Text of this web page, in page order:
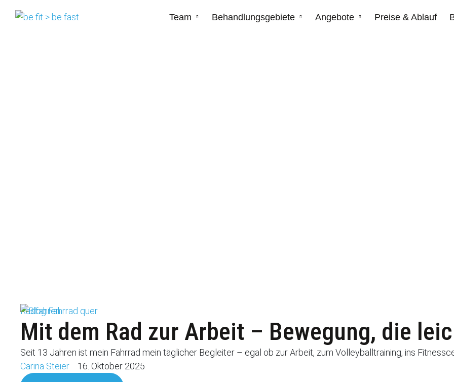
Team Behandlungsgebiete Angebote Preise & Ablauf
Radfahren
Mit dem Rad zur Arbeit – Bewegung, die
Seit 13 Jahren ist mein Fahrrad mein täglicher Begleiter – egal ob zur Arbeit, zum Volleyballtraining, ins
Carina Steier
16. Oktober 2025